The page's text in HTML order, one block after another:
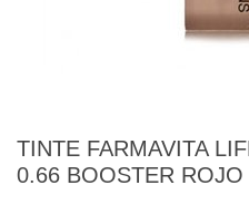
TINTE FARMAVITA
0.66 BOOSTER